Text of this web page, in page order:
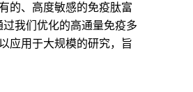
的、高度敏感的免疫肽富
过我们优化的高通量免疫多
应用于大规模的研究，旨